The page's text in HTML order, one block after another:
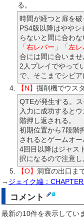
る。
時間が経つと扉を破
PS4版以降はやや
らないと間に合わな
「右レバー」「左レ
合には間に合いませ
2人プレイでやって
で、そこまでシビア
【N】 掘削機でウス
QTEが発生する。
入力に成功すると
階押し返される。
初期位置から7段階
されるとゲームオー
4回目以降はジャス
択になるので注意し
【O】 洞窟の出口ま
→ ジェイク編：
コメント
最新の10件を表示してい